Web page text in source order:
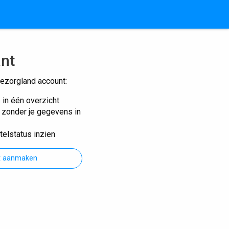
account:
één overzicht
je gegevens in
inzien